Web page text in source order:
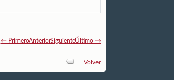
← PrimeroAnteriorSiguienteÚltimo →
Volver